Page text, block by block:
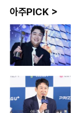
아주PICK >